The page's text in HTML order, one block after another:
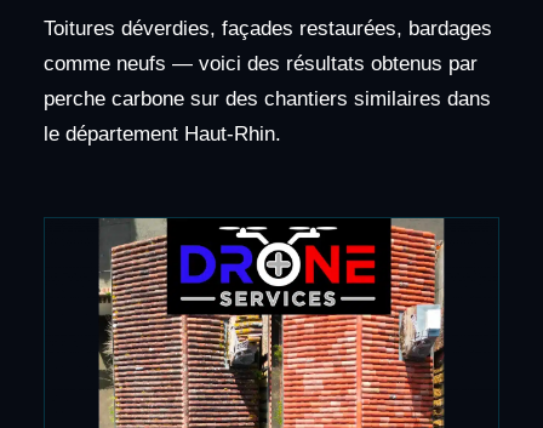
Toitures déverdies, façades restaurées, bardages
comme neufs — voici des résultats obtenus par
perche carbone sur des chantiers similaires dans
le département Haut-Rhin.